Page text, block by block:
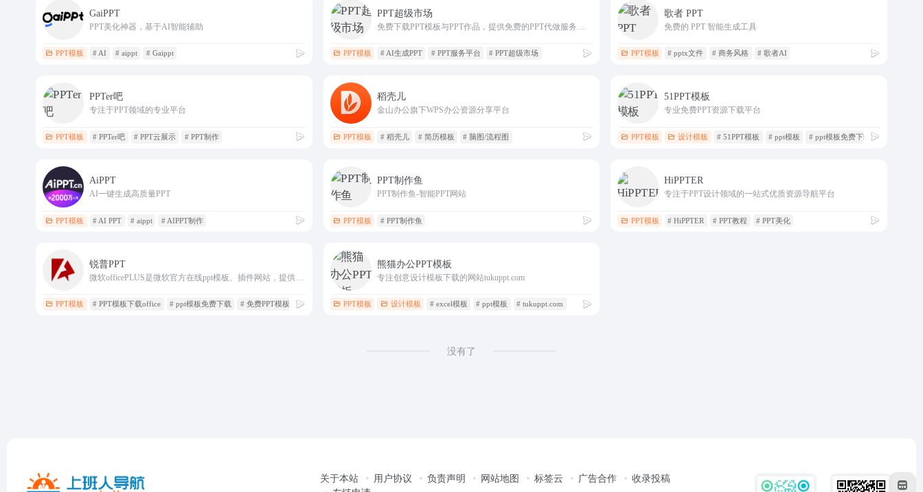
GaiPPT
PPT美化神器，基于AI智能辅助
PPT模板 # AI # aippt # Gaippt
PPT超级市场
PPT模板 # AI生成PPT # PPT服务平台 # PPT超级市场
歌者 PPT
免费的 PPT 智能生成工具
PPT模板 # pptx文件 # 商务风格 # 歌者AI
PPTer吧
专注于PPT领域的专业平台
PPT模板 # PPTer吧 # PPT云展示 # PPT制作
稻壳儿
金山办公旗下WPS办公资源分享平台
PPT模板 # 稻壳儿 # 简历模板 # 脑图/流程图
51PPT模板
专业免费PPT资源下载平台
PPT模板 设计模板 # 51PPT模板 # ppt模板 # ppt模板免费下载
AiPPT
AI一键生成高质量PPT
PPT模板 # AI PPT # aippt # AIPPT制作
PPT制作鱼
PPT制作鱼-智能PPT网站
PPT模板 # PPT制作鱼
HiPPTER
专注于PPT设计领域的一站式优质资源导航平台
PPT模板 # HiPPTER # PPT教程 # PPT美化
锐普PPT
PPT模板 # PPT模板下载office # ppt模板免费下载 # 免费PPT模板下载
熊猫办公PPT模板
专注创意设计模板下载的网站tukuppt.com
PPT模板 设计模板 # excel模板 # ppt模板 # tukuppt.com
没有了
关于本站 用户协议 负责声明 网站地图 标签云 广告合作
收录投稿